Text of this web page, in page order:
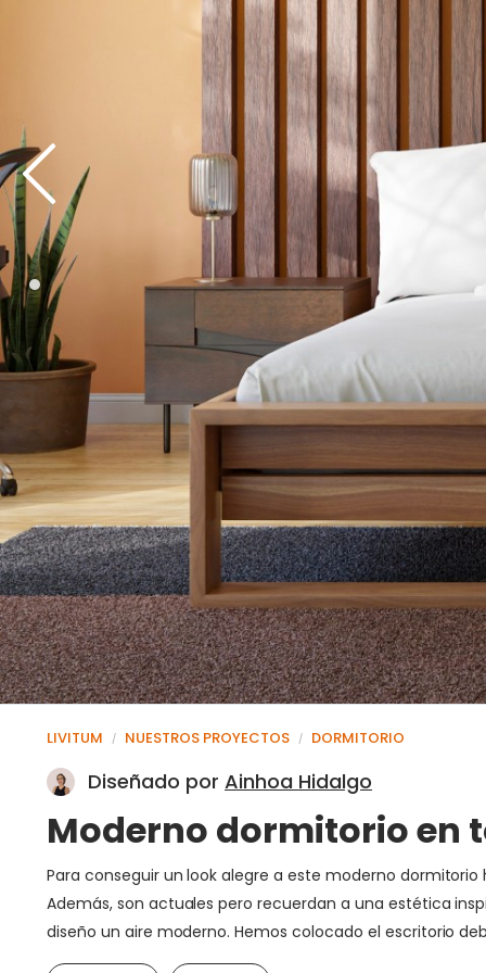
LIVITUM / NUESTROS PROYECTOS / DORMITORIO
Diseñado por Ainhoa Hidalgo
Moderno dormitorio en
Para conseguir un look alegre a este moderno
Además, son actuales pero recuerdan a una estética
diseño un aire moderno. Hemos colocado el escritorio